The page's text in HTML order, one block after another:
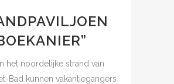
het noordelijke strand van
Bad kunnen vakantiegangers